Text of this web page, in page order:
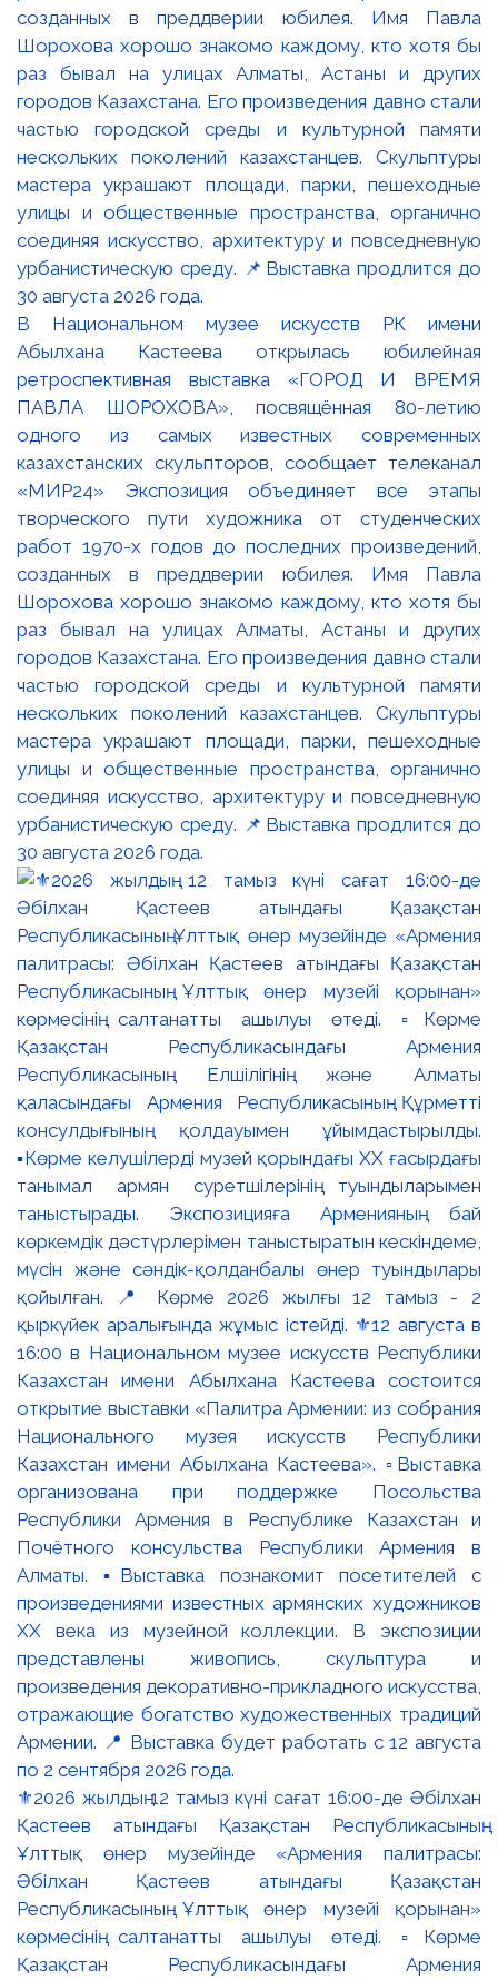
В Национальном музее искусств РК имени
Абылхана Кастеева открылась юбилейная
ретроспективная выставка «ГОРОД И ВРЕМЯ
ПАВЛА ШОРОХОВА», посвящённая 80-летию
одного из самых известных современных
казахстанских скульпторов, сообщает телеканал
«МИР24» Экспозиция объединяет все этапы
творческого пути художника от студенческих
работ 1970-х годов до последних произведений,
созданных в преддверии юбилея. Имя Павла
Шорохова хорошо знакомо каждому, кто хотя бы
раз бывал на улицах Алматы, Астаны и других
городов Казахстана. Его произведения давно стали
частью городской среды и культурной памяти
нескольких поколений казахстанцев. Скульптуры
мастера украшают площади, парки, пешеходные
улицы и общественные пространства, органично
соединяя искусство, архитектуру и повседневную
урбанистическую среду. 📌Выставка продлится до
30 августа 2026 года.
⚜️2026 жылдың 12 тамыз күні сағат 16:00-де Әбілхан
Қастеев атындағы Қазақстан Республикасының
Ұлттық өнер музейінде «Армения палитрасы:
Әбілхан Қастеев атындағы Қазақстан
Республикасының Ұлттық өнер музейі қорынан»
көрмесінің салтанатты ашылуы өтеді. ▫️Көрме
Қазақстан Республикасындағы Армения